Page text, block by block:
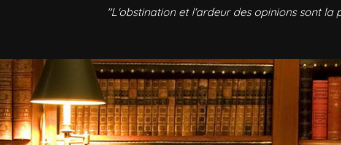
"L'obstination et l'ardeur des opinions sont la